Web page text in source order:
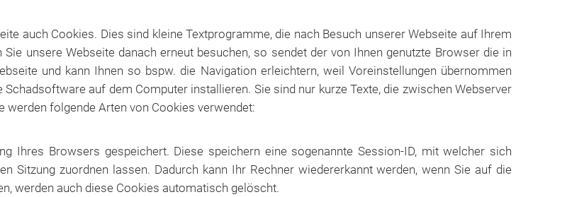
auch Cookies. Dies sind kleine Textprogramme, die nach Besuch unserer Webseite auf Ihrem
unsere Webseite danach erneut besuchen, so sendet der von Ihnen genutzte Browser die in
und kann Ihnen so bspw. die Navigation erleichtern, weil Voreinstellungen übernommen
auf dem Computer installieren. Sie sind nur kurze Texte, die zwischen Webserver
folgende Arten von Cookies verwendet:
Ihres Browsers gespeichert. Diese speichern eine sogenannte Session-ID, mit welcher sich
Sitzung zuordnen lassen. Dadurch kann Ihr Rechner wiedererkannt werden, wenn Sie auf die
werden auch diese Cookies automatisch gelöscht.